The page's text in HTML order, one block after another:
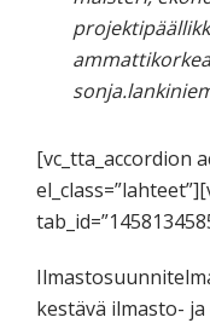
[vc_tta_accordion
kestävä ilmasto-